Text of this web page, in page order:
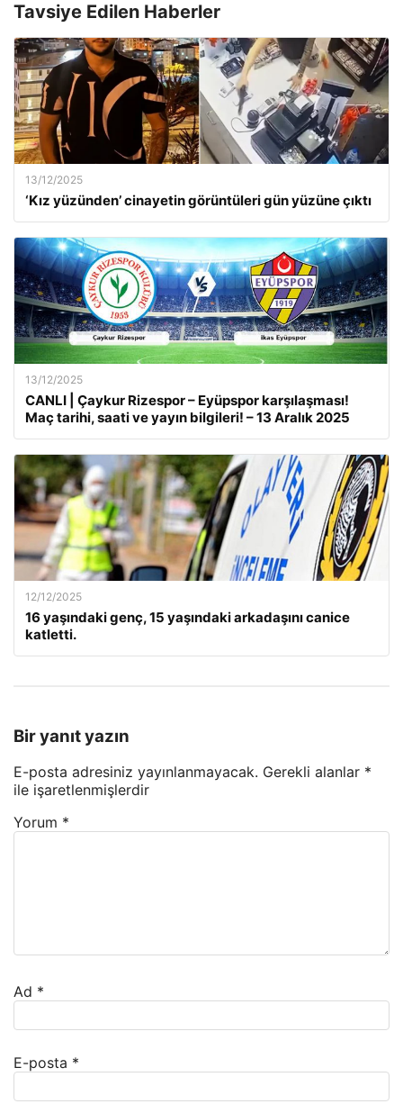
Tavsiye Edilen Haberler
13/12/2025
‘Kız yüzünden’ cinayetin görüntüleri gün yüzüne çıktı
13/12/2025
CANLI | Çaykur Rizespor – Eyüpspor karşılaşması!
Maç tarihi, saati ve yayın bilgileri! – 13 Aralık 2025
12/12/2025
16 yaşındaki genç, 15 yaşındaki arkadaşını canice
katletti.
Bir yanıt yazın
E-posta adresiniz yayınlanmayacak. Gerekli alanlar *
ile işaretlenmişlerdir
Yorum *
Ad *
E-posta *